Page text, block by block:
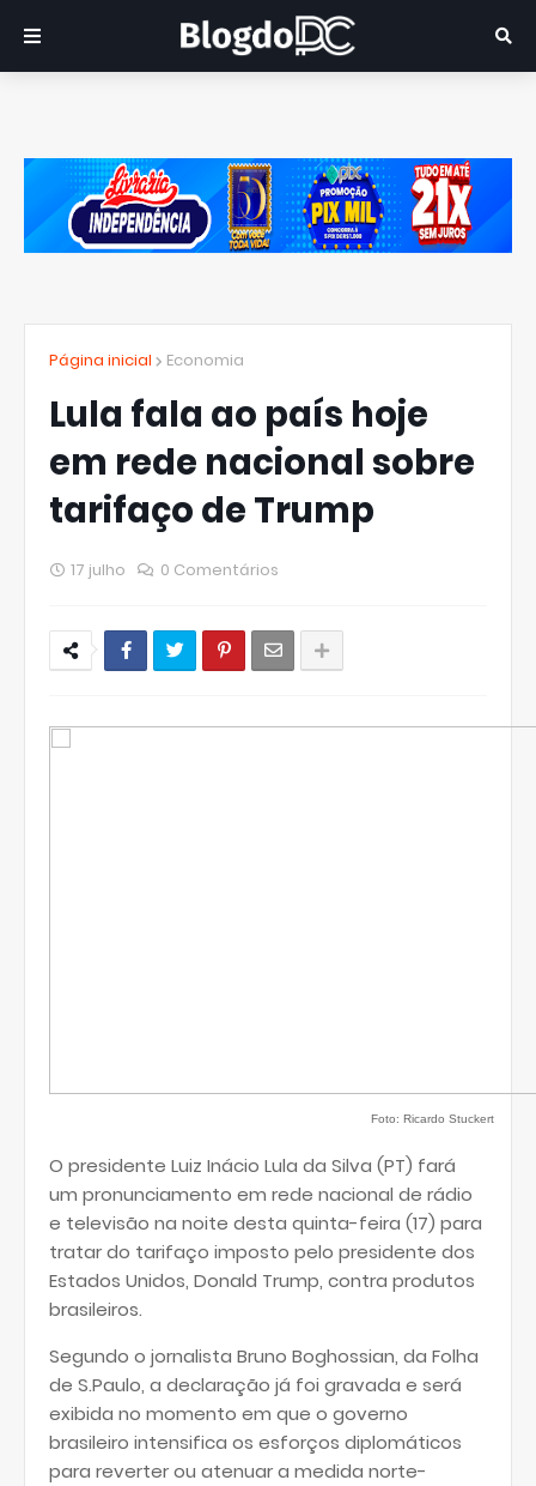
Página inicial Economia
Lula fala ao país hoje
em rede nacional sobre
tarifaço de Trump
17 julho 0 Comentários
Foto: Ricardo Stuckert
O presidente Luiz Inácio Lula da Silva (PT) fará
um pronunciamento em rede nacional de rádio
e televisão na noite desta quinta-feira (17) para
tratar do tarifaço imposto pelo presidente dos
Estados Unidos, Donald Trump, contra produtos
brasileiros.
Segundo o jornalista Bruno Boghossian, da Folha
de S.Paulo, a declaração já foi gravada e será
exibida no momento em que o governo
brasileiro intensifica os esforços diplomáticos
para reverter ou atenuar a medida norte-